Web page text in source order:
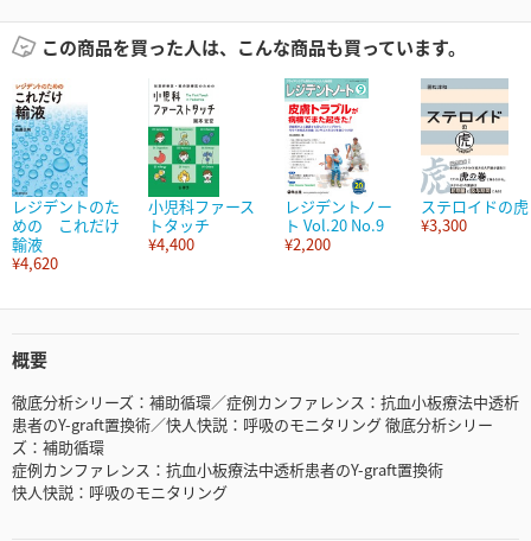
この商品を買った人は、こんな商品も買っています。
レジデントのた
めの これだけ
輸液
¥4,620
小児科ファース
トタッチ
¥4,400
レジデントノー
ト Vol.20 No.9
¥2,200
ステロイドの虎
¥3,300
概要
徹底分析シリーズ：補助循環／症例カンファレンス：抗血小板療法中透析
患者のY-graft置換術／快人快説：呼吸のモニタリング 徹底分析シリー
ズ：補助循環
症例カンファレンス：抗血小板療法中透析患者のY-graft置換術
快人快説：呼吸のモニタリング